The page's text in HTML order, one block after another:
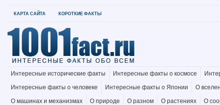
КАРТА САЙТА КОРОТКИЕ ФАКТЫ
Интересные исторические факты Интересные факты о космосе
Интересные факты о человеке
Интересные факты о Японии
О
О машинах и механизмах
О природе О разном О растениях
О